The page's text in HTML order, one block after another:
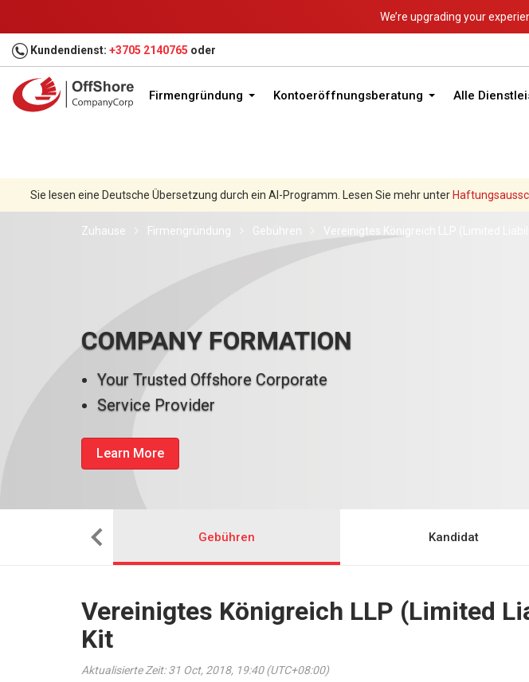
We’re upgrading your
Kundendienst: +3705 2140765 oder
Firmengründung Kontoeröffnungsberatung Alle
Sie lesen eine Deutsche Übersetzung durch ein AI-Programm. Lesen Sie mehr unter
Zuhause Firmengründung Gebühren Vereinigtes Königreich LLP (Limited
COMPANY FORMATION
Your Trusted Offshore Corporate
Service Provider
Learn More
Gebühren Kandidat
Vereinigtes Königreich LLP (Limited
Kit
Aktualisierte Zeit: 31 Oct, 2018, 19:40 (UTC+08:00)